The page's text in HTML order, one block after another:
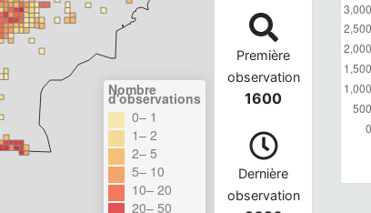
Nombre
d'observations
0– 1
1– 2
2– 5
5– 10
10– 20
20– 50
Première
observation
1600
Dernière
observation